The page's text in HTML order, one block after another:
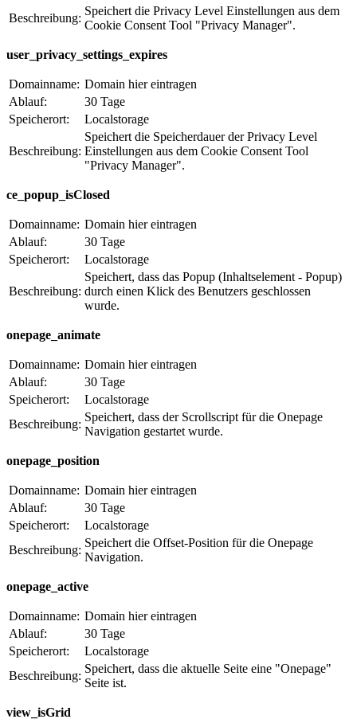
Beschreibung:
Speichert die Privacy Level Einstellungen aus dem
Cookie Consent Tool "Privacy Manager".
user_privacy_settings_expires
Domainname: Domain hier eintragen
Ablauf:
30 Tage
Speicherort:
Localstorage
Beschreibung:
Speichert die Speicherdauer der Privacy Level
Einstellungen aus dem Cookie Consent Tool
"Privacy Manager".
ce_popup_isClosed
Domainname: Domain hier eintragen
Ablauf:
30 Tage
Speicherort:
Localstorage
Beschreibung:
Speichert, dass das Popup (Inhaltselement - Popup)
durch einen Klick des Benutzers geschlossen
wurde.
onepage_animate
Domainname: Domain hier eintragen
Ablauf:
30 Tage
Speicherort:
Localstorage
Beschreibung:
Speichert, dass der Scrollscript für die Onepage
Navigation gestartet wurde.
onepage_position
Domainname: Domain hier eintragen
Ablauf:
30 Tage
Speicherort:
Localstorage
Beschreibung:
Speichert die Offset-Position für die Onepage
Navigation.
onepage_active
Domainname: Domain hier eintragen
Ablauf:
30 Tage
Speicherort:
Localstorage
Beschreibung:
Speichert, dass die aktuelle Seite eine "Onepage"
Seite ist.
view_isGrid